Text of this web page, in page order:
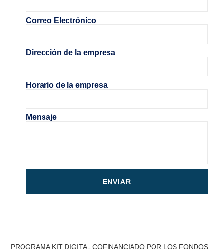
Correo Electrónico
Dirección de la empresa
Horario de la empresa
Mensaje
ENVIAR
PROGRAMA KIT DIGITAL COFINANCIADO POR LOS FONDOS